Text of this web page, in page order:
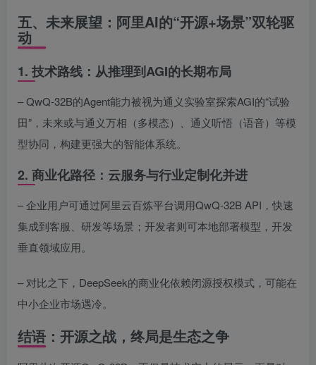
五、未来展望：阿里AI的“开源+场景”双轮驱
动
1. 技术路线：从推理到AGI的长期布局
– QwQ-32B的Agent能力被视为通义实验室探索AGI的“试验
田”，未来或与通义万相（多模态）、通义听悟（语音）等模
型协同，构建更强大的智能体系统。
2. 商业化路径：云服务与行业定制化并进
– 企业用户可通过阿里云百炼平台调用QwQ-32B API，快速
集成到客服、研发等场景；开发者则可本地部署模型，开发
垂直领域应用。
– 对比之下，DeepSeek的商业化依赖闭源授权模式，可能在
中小企业市场遇冷。
结语：开源之战，终局是生态之争